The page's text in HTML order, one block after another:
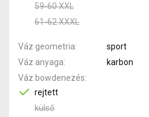
59-60 XXL
61-62 XXXL
Váz geometria
sport
Váz anyaga
karbon
Váz bowdenezés
rejtett
külső